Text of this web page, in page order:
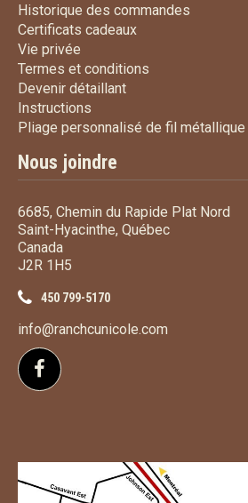
Historique des commandes
Certificats cadeauxCertificats cadeaux
Vie privée
Termes et conditions
Devenir détaillantDevenir détaillant
Instructions
Pliage personnalisé de fil métallique
Nous joindre
6685, Chemin du Rapide Plat Nord
Saint-Hyacinthe, Québec
Canada
J2R 1H5
450 799-5170
info@ranchcunicole.com
Suivez-nous sur Facebook